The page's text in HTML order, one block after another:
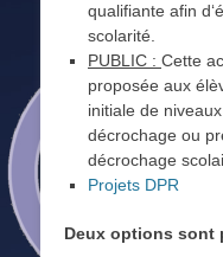
qualifiante afin
scolarité.
PUBLIC : Cette
proposée aux
initiale de
décrochage ou
décrochage
Projets DPR
Deux options sont